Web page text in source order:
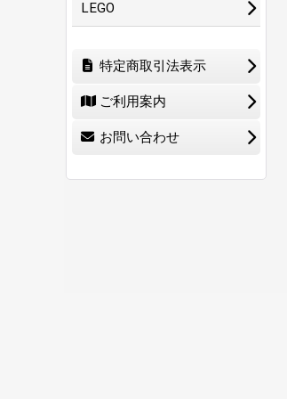
LEGO
特定商取引法表示
ご利用案内
お問い合わせ